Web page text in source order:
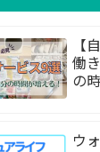
【
働
の
ウ